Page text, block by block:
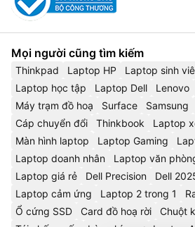
Mọi người cũng tìm kiếm
Thinkpad Laptop HP
Laptop sinh
Laptop học tập
Laptop Dell Lenovo
Máy trạm đồ hoạ
Surface Samsung
Cáp chuyển đổi
Thinkbook Laptop
Màn hình laptop
Laptop Gaming
Laptop doanh nhân
Laptop văn
Laptop giá rẻ
Dell Precision Dell
Laptop cảm ứng
Laptop 2 trong 1
Ổ cứng SSD
Card đồ hoạ rời
Chuột